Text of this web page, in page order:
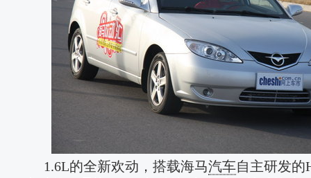
1.6L的全新欢动，搭载海马汽车自主研发的